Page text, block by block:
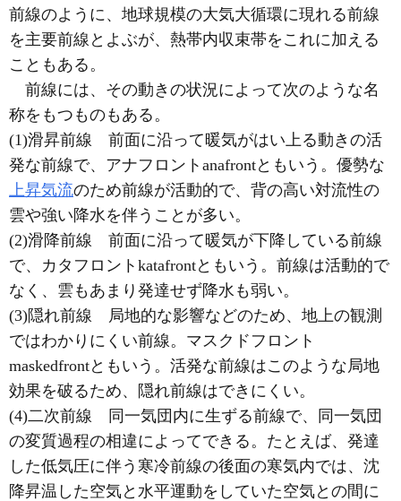
前線のように、地球規模の大気大循環に現れる前線
を主要前線とよぶが、熱帯内収束帯をこれに加える
こともある。
前線には、その動きの状況によって次のような名
称をもつものもある。
(1)滑昇前線 前面に沿って暖気がはい上る動きの活
発な前線で、アナフロントanafrontともいう。優勢な
上昇気流のため前線が活動的で、背の高い対流性の
雲や強い降水を伴うことが多い。
(2)滑降前線 前面に沿って暖気が下降している前線
で、カタフロントkatafrontともいう。前線は活動的で
なく、雲もあまり発達せず降水も弱い。
(3)隠れ前線 局地的な影響などのため、地上の観測
ではわかりにくい前線。マスクドフロント
maskedfrontともいう。活発な前線はこのような局地
効果を破るため、隠れ前線はできにくい。
(4)二次前線 同一気団内に生ずる前線で、同一気団
の変質過程の相違によってできる。たとえば、発達
した低気圧に伴う寒冷前線の後面の寒気内では、沈
降昇温した空気と水平運動をしていた空気との間に